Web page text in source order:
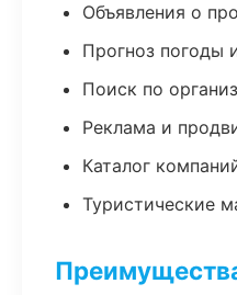
Объявления о
Прогноз погоды
Поиск по
Реклама и
Каталог
Туристические